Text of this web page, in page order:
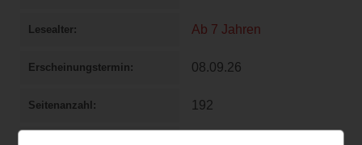
Lesealter Ab 7 Jahren
Erscheinungstermin 08.09.26
Seitenanzahl 192